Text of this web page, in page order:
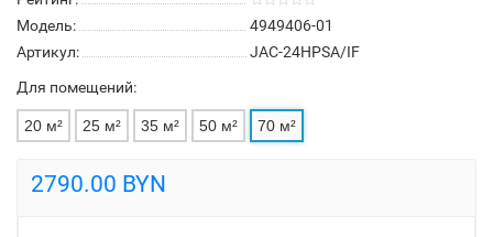
Модель:
4949406-01
Артикул:
JAC-24HPSA/IF
Для помещений:
20 м² 25 м² 35 м² 50 м² 70 м²
2790.00 BYN